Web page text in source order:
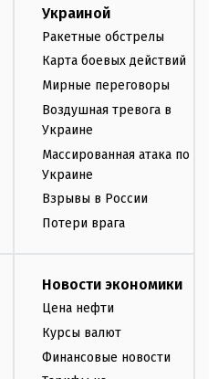
Украиной
Ракетные обстрелы
Карта боевых действий
Мирные переговоры
Воздушная тревога в
Украине
Массированная атака по
Украине
Взрывы в России
Потери врага
Новости экономики
Цена нефти
Курсы валют
Финансовые новости